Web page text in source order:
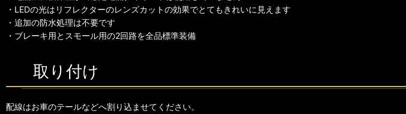
・LEDの光はリフレクターのレンズカットの効果でとてもきれいに見えます
・追加の防水処理は不要です
・ブレーキ用とスモール用の2回路を全品標準装備
取り付け
配線はお車のテールなどへ割り込ませてください。